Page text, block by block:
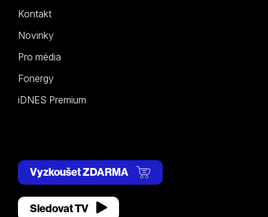
Kontakt
Novinky
Pro média
Fonergy
iDNES Premium
Vyzkoušet ZDARMA
Sledovat TV